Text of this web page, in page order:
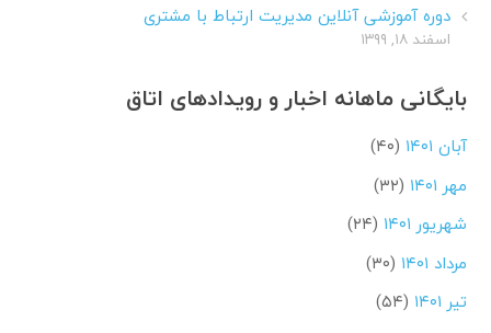
دوره آموزشی آنلاین مدیریت ارتباط با مشتری
اسفند ۱۸, ۱۳۹۹
بایگانی ماهانه اخبار و رویدادهای اتاق
آبان ۱۴۰۱
(۴۰)
مهر ۱۴۰۱
(۳۲)
شهریور ۱۴۰۱
(۲۴)
مرداد ۱۴۰۱
(۳۰)
تیر ۱۴۰۱
(۵۴)